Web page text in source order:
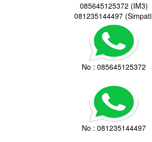
085645125372 (IM3)
081235144497
No : 085645125372
No : 081235144497